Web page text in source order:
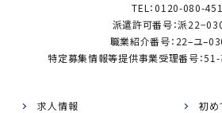
TEL：0120-080-451
派遣許可番号：派
職業紹介番号：22–ユ
特定募集情報等提供事業受理番号：51-
求人情報 初め